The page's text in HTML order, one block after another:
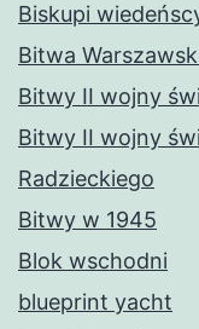
Biskupi
Bitwa
Bitwy II wojny
Bitwy II wojny
Radzieckiego
Bitwy w 1945
Blok wschodni
blueprint yacht